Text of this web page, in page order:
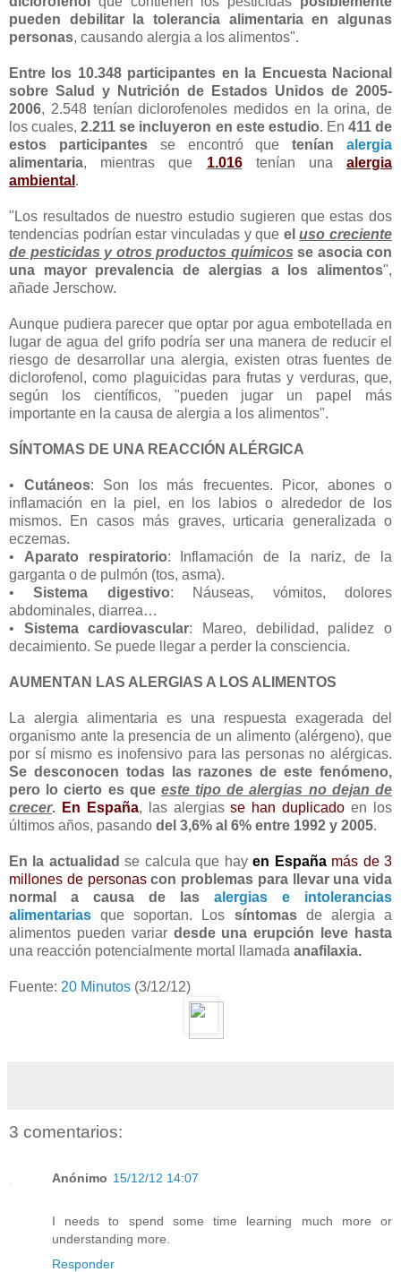
pueden debilitar la tolerancia alimentaria en algunas
personas, causando alergia a los alimentos".
Entre los 10.348 participantes en la Encuesta Nacional
sobre Salud y Nutrición de Estados Unidos de 2005-
2006, 2.548 tenían diclorofenoles medidos en la orina, de
los cuales,2.211 se incluyeron en este estudio. En 411 de
estos participantesse encontró queteníanalergia
alimentaria, mientras que 1.016tenían una alergia
ambiental .
"Los resultados de nuestro estudio sugieren que estas dos
tendencias podrían estar vinculadas y que eluso creciente
de pesticidas y otros productos químicos se asocia con
una mayor prevalencia de alergias a los alimentos",
añade Jerschow.
Aunque pudiera parecer que optar por agua embotellada en
lugar de agua del grifo podría ser una manera de reducir el
riesgo de desarrollar una alergia, existen otras fuentes de
diclorofenol, como plaguicidas para frutas y verduras, que,
según los científicos, "pueden jugar un papel más
importante en la causa de alergia a los alimentos".
SÍNTOMAS DE UNA REACCIÓN ALÉRGICA
• Cutáneos: Son los más frecuentes. Picor, abones o
inflamación en la piel, en los labios o alrededor de los
mismos. En casos más graves, urticaria generalizada o
eczemas.
• Aparato respiratorio: Inflamación de la nariz, de la
garganta o de pulmón (tos, asma).
•Sistema digestivo: Náuseas, vómitos, dolores
abdominales, diarrea…
• Sistema cardiovascular: Mareo, debilidad, palidez o
decaimiento. Se puede llegar a perder la consciencia.
AUMENTAN LAS ALERGIAS A LOS ALIMENTOS
La alergia alimentaria es una respuesta exagerada del
organismo ante la presencia de un alimento (alérgeno), que
por sí mismo es inofensivo para las personas no alérgicas.
Se desconocen todas las razones de este fenómeno,
pero lo cierto es que este tipo de alergias no dejan de
crecer. En España, las alergiasse han duplicado en los
últimos años, pasando del 3,6% al 6% entre 1992 y 2005.
En la actualidad se calcula que hayen España más de 3
millones de personascon problemas para llevar una vida
normal a causa de las alergias e intolerancias
alimentarias que soportan. Los síntomasde alergia a
alimentos pueden variar desde una erupción leve hasta
una reacción potencialmente mortal llamada anafilaxia.
Fuente: 20 Minutos (3/12/12)
3 comentarios:
Anónimo 15/12/12 14:07
I needs to spend some time learning much more or
understanding more.
Responder